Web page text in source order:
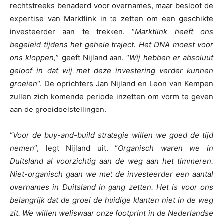
rechtstreeks benaderd voor overnames, maar besloot de
expertise van Marktlink in te zetten om een geschikte
investeerder aan te trekken. “Marktlink heeft ons
begeleid tijdens het gehele traject. Het DNA moest voor
ons kloppen,” geeft Nijland aan. “Wij hebben er absoluut
geloof in dat wij met deze investering verder kunnen
groeien“. De oprichters Jan Nijland en Leon van Kempen
zullen zich komende periode inzetten om vorm te geven
aan de groeidoelstellingen.
“Voor de buy-and-build strategie willen we goed de tijd
nemen”, legt Nijland uit. “Organisch waren we in
Duitsland al voorzichtig aan de weg aan het timmeren.
Niet-organisch gaan we met de investeerder een aantal
overnames in Duitsland in gang zetten. Het is voor ons
belangrijk dat de groei de huidige klanten niet in de weg
zit. We willen weliswaar onze footprint in de Nederlandse